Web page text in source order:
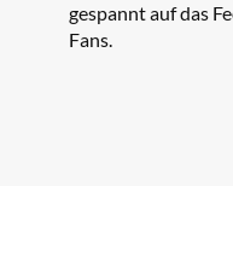
gespannt auf das
Fans.